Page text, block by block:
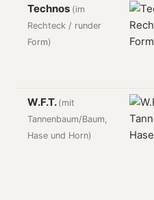
Technos (im
Rechteck / runder
Form)
W.F.T. (mit
Tannenbaum/Baum,
Hase und Horn)